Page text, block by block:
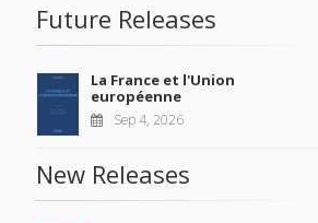
Future Releases
La France et l'Union
européenne
Sep 4, 2026
New Releases